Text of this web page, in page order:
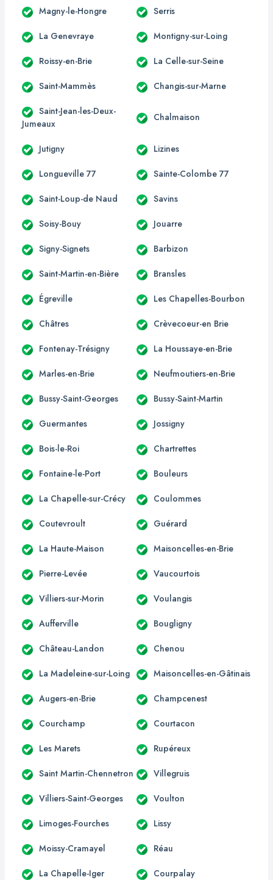
Magny-le-Hongre Serris
La Genevraye Montigny-sur-Loing
Roissy-en-Brie La Celle-sur-Seine
Saint-Mammès Changis-sur-Marne
Saint-Jean-les-Deux-
Jumeaux
Chalmaison
Jutigny Lizines
Longueville 77 Sainte-Colombe 77
Saint-Loup-de Naud Savins
Soisy-Bouy Jouarre
Signy-Signets Barbizon
Saint-Martin-en-Bière Bransles
Égreville Les Chapelles-Bourbon
Châtres Crèvecoeur-en Brie
Fontenay-Trésigny La Houssaye-en-Brie
Marles-en-Brie Neufmoutiers-en-Brie
Bussy-Saint-Georges Bussy-Saint-Martin
Guermantes Jossigny
Bois-le-Roi Chartrettes
Fontaine-le-Port Bouleurs
La Chapelle-sur-Crécy Coulommes
Coutevroult Guérard
La Haute-Maison Maisoncelles-en-Brie
Pierre-Levée Vaucourtois
Villiers-sur-Morin Voulangis
Aufferville Bougligny
Château-Landon Chenou
La Madeleine-sur-Loing Maisoncelles-en-Gâtinais
Augers-en-Brie Champcenest
Courchamp Courtacon
Les Marets Rupéreux
Saint Martin-Chennetron Villegruis
Villiers-Saint-Georges Voulton
Limoges-Fourches Lissy
Moissy-Cramayel Réau
La Chapelle-Iger Courpalay